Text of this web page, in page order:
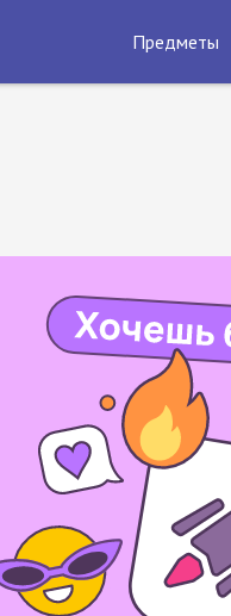
Предметы